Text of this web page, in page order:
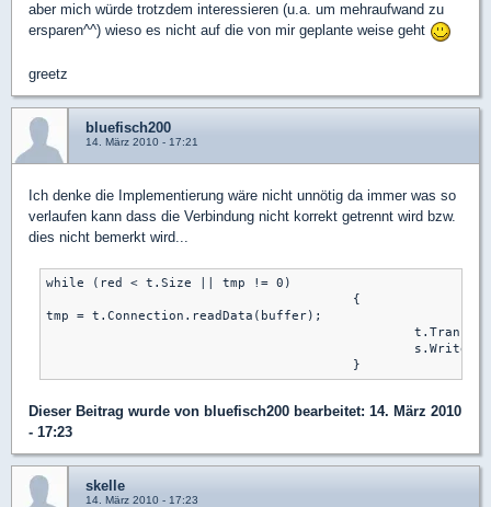
aber mich würde trotzdem interessieren (u.a. um mehraufwand zu
ersparen^^) wieso es nicht auf die von mir geplante weise geht
greetz
bluefisch200
14. März 2010 - 17:21
Ich denke die Implementierung wäre nicht unnötig da immer was so
verlaufen kann dass die Verbindung nicht korrekt getrennt wird bzw.
dies nicht bemerkt wird...
while (red < t.Size || tmp != 0)
tmp = t.Connection.readData(buffer);
Dieser Beitrag wurde von bluefisch200 bearbeitet: 14. März 2010
- 17:23
skelle
14. März 2010 - 17:23